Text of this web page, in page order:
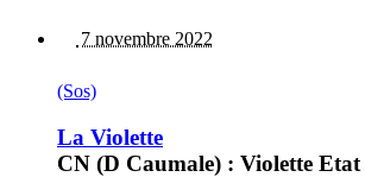
7 novembre 2022
(Sos)
La Violette
CN (D Caumale) : Violette